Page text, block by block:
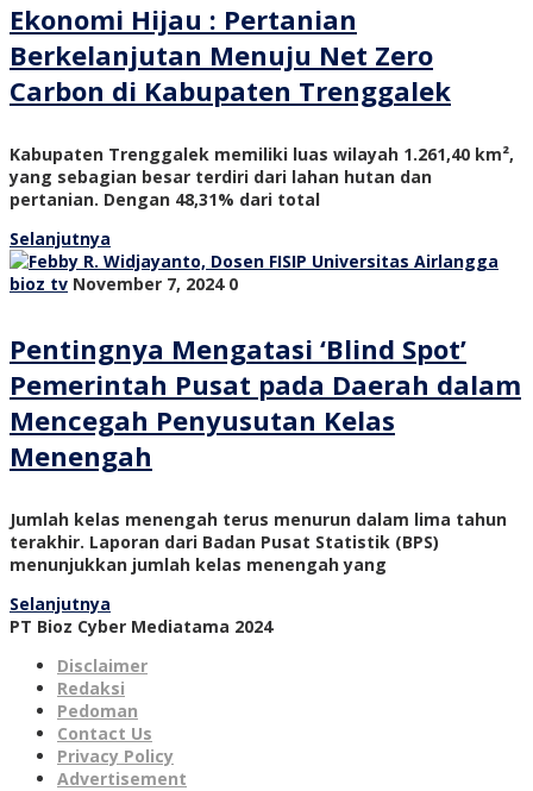
Ekonomi Hijau : Pertanian
Berkelanjutan Menuju Net Zero
Carbon di Kabupaten Trenggalek
Kabupaten Trenggalek memiliki luas wilayah 1.261,40 km²,
yang sebagian besar terdiri dari lahan hutan dan
pertanian. Dengan 48,31% dari total
Selanjutnya
bioz tv November 7, 2024 0
Pentingnya Mengatasi ‘Blind Spot’
Pemerintah Pusat pada Daerah dalam
Mencegah Penyusutan Kelas
Menengah
Jumlah kelas menengah terus menurun dalam lima tahun
terakhir. Laporan dari Badan Pusat Statistik (BPS)
menunjukkan jumlah kelas menengah yang
Selanjutnya
PT Bioz Cyber Mediatama 2024
Disclaimer
Redaksi
Pedoman
Contact Us
Privacy Policy
Advertisement